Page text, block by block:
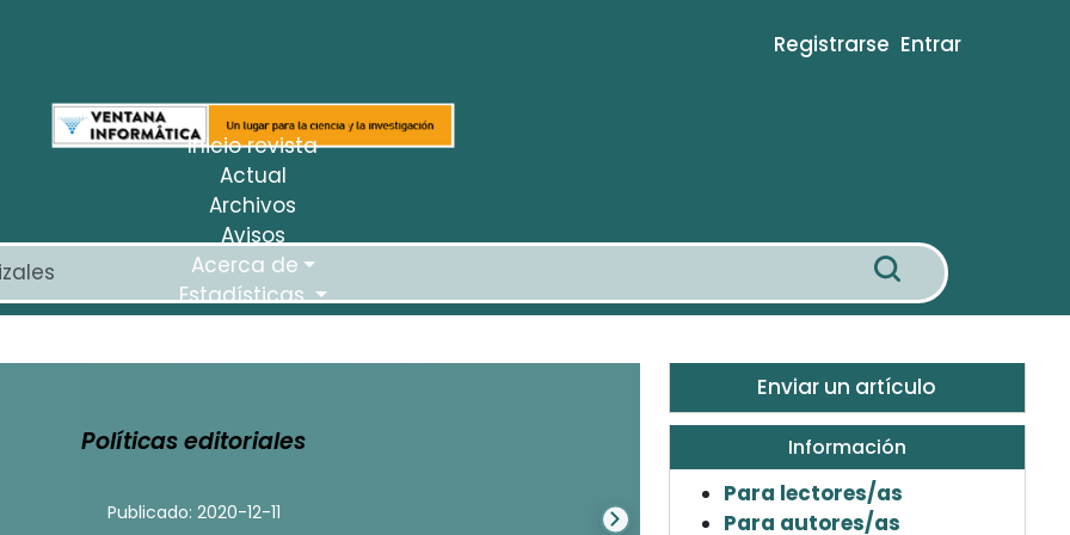
Registrarse Entrar
Inicio revista
Actual
Archivos
Avisos
Acerca de
Estadísticas
Políticas editoriales
Publicado: 2020-12-11
Enviar un artículo
Información
Para lectores/as
Para autores/as